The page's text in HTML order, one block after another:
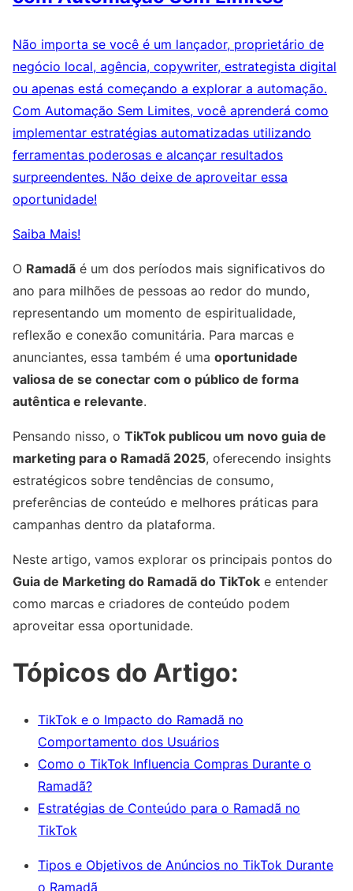
Não importa se você é um lançador, proprietário de
negócio local, agência, copywriter, estrategista digital
ou apenas está começando a explorar a automação.
Com Automação Sem Limites, você aprenderá como
implementar estratégias automatizadas utilizando
ferramentas poderosas e alcançar resultados
surpreendentes. Não deixe de aproveitar essa
oportunidade!
Saiba Mais!
O Ramadã é um dos períodos mais significativos do
ano para milhões de pessoas ao redor do mundo,
representando um momento de espiritualidade,
reflexão e conexão comunitária. Para marcas e
anunciantes, essa também é uma oportunidade
valiosa de se conectar com o público de forma
autêntica e relevante.
Pensando nisso, o TikTok publicou um novo guia de
marketing para o Ramadã 2025, oferecendo insights
estratégicos sobre tendências de consumo,
preferências de conteúdo e melhores práticas para
campanhas dentro da plataforma.
Neste artigo, vamos explorar os principais pontos do
Guia de Marketing do Ramadã do TikTok e entender
como marcas e criadores de conteúdo podem
aproveitar essa oportunidade.
Tópicos do Artigo:
TikTok e o Impacto do Ramadã no
Comportamento dos Usuários
Como o TikTok Influencia Compras Durante o
Ramadã?
Estratégias de Conteúdo para o Ramadã no
TikTok
Tipos e Objetivos de Anúncios no TikTok Durante
o Ramadã